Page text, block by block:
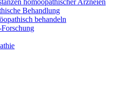
homöopathischer Arzneien
Behandlung
behandeln